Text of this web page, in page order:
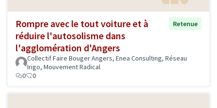
Rompre avec le tout voiture et à
réduire l'autosolisme dans
l'agglomération d'Angers
Retenue
Collectif Faire Bouger Angers, Enea Consulting, Réseau
Irigo, Mouvement Radical
0
0